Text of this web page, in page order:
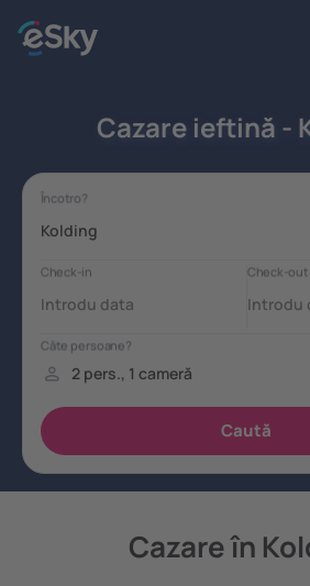
Cazare ieftină -
Cazare în